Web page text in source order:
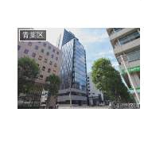
青葉区